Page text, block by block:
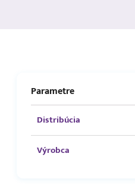
Parametre
Distribúcia
Výrobca